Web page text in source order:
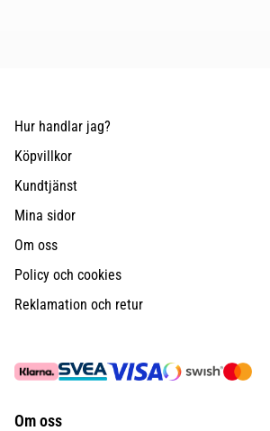
Hur handlar jag?
Köpvillkor
Kundtjänst
Mina sidor
Om oss
Policy och cookies
Reklamation och retur
Om oss